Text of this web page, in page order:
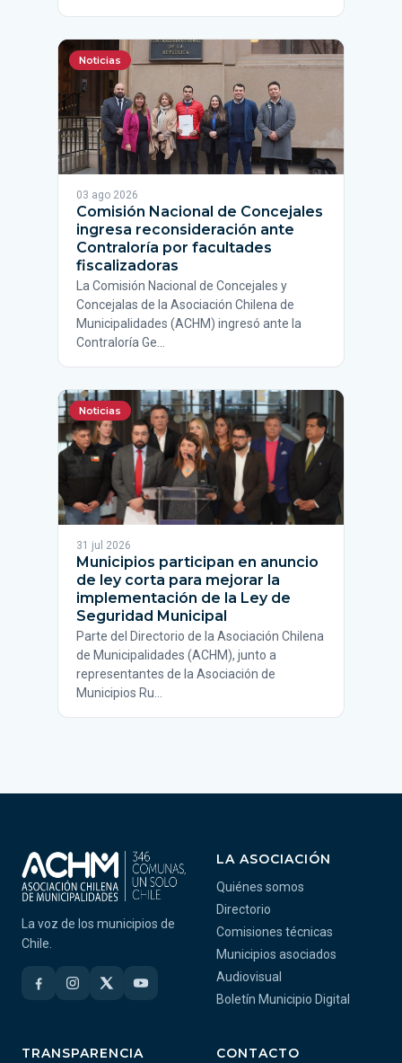
Noticias
03 ago 2026
Comisión Nacional de Concejales
ingresa reconsideración ante
Contraloría por facultades
fiscalizadoras
La Comisión Nacional de Concejales y
Concejalas de la Asociación Chilena de
Municipalidades (ACHM) ingresó ante la
Contraloría Ge…
Noticias
31 jul 2026
Municipios participan en anuncio
de ley corta para mejorar la
implementación de la Ley de
Seguridad Municipal
Parte del Directorio de la Asociación Chilena
de Municipalidades (ACHM), junto a
representantes de la Asociación de
Municipios Ru…
La voz de los municipios de
Chile.
LA ASOCIACIÓN
Quiénes somos
Directorio
Comisiones técnicas
Municipios asociados
Audiovisual
Boletín Municipio Digital
TRANSPARENCIA CONTACTO